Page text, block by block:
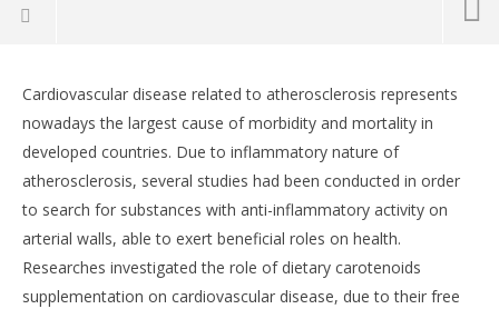
Cardiovascular disease related to atherosclerosis represents
nowadays the largest cause of morbidity and mortality in
developed countries. Due to inflammatory nature of
atherosclerosis, several studies had been conducted in order
to search for substances with anti-inflammatory activity on
arterial walls, able to exert beneficial roles on health.
Researches investigated the role of dietary carotenoids
supplementation on cardiovascular disease, due to their free